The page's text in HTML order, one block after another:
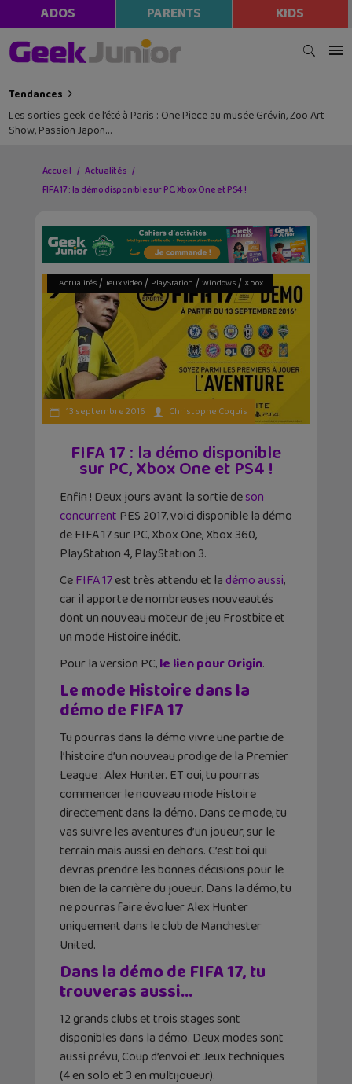
ADOS PARENTS KIDS
Tendances
Les sorties geek de l’été à Paris : One Piece au musée Grévin, Zoo Art
Show, Passion Japon…
Accueil
Actualités
FIFA 17 : la démo disponible sur PC, Xbox One et PS4 !
Actualités/ Jeux video/ PlayStation / Windows/ Xbox
13 septembre 2016 Christophe Coquis
FIFA 17 : la démo disponible
sur PC, Xbox One et PS4 !
Enfin ! Deux jours avant la sortie deson
concurrent PES 2017, voici disponible la démo
de FIFA 17 sur PC, Xbox One, Xbox 360,
PlayStation 4, PlayStation 3.
CeFIFA 17est très attendu et ladémo aussi,
car il apporte de nombreuses nouveautés
dont un nouveau moteur de jeu Frostbite et
un mode Histoire inédit.
Pour la version PC,le lien pour Origin.
Le mode Histoire dans la
démo de FIFA 17
Tu pourras dans la démo vivre une partie de
l’histoire d’un nouveau prodige de la Premier
League : Alex Hunter. ET oui, tu pourras
commencer le nouveau mode Histoire
directement dans la démo. Dans ce mode, tu
vas suivre les aventures d’un joueur, sur le
terrain mais aussi en dehors. C’est toi qui
devras prendre les bonnes décisions pour le
bien de la carrière du joueur. Dans la démo, tu
ne pourras faire évoluer Alex Hunter
uniquement dans le club de Manchester
United.
Dans la démo de FIFA 17, tu
trouveras aussi…
12 grands clubs et trois stages sont
disponibles dans la démo. Deux modes sont
aussi prévu, Coup d’envoi et Jeux techniques
(4 en solo et 3 en multijoueur).